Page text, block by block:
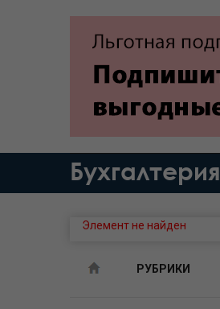
Бухгалтерия
Элемент не найден
РУБРИКИ